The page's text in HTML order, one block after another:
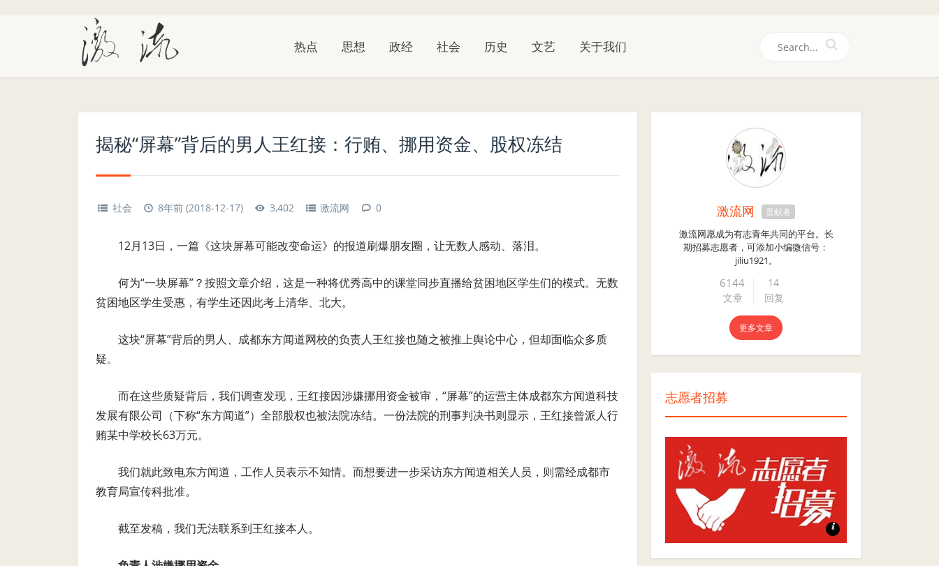
热点 思想 政经 社会 历史 文艺 关于我们
揭秘“屏幕”背后的男人王红接：行贿、挪用资金、股权冻结
社会 8年前 (2018-12-17) 3,402 激流网 0
12月13日，一篇《这块屏幕可能改变命运》的报道刷爆朋友圈，让无数人感动、落泪。
何为“一块屏幕”？按照文章介绍，这是一种将优秀高中的课堂同步直播给贫困地区学生们的模式。无数
贫困地区学生受惠，有学生还因此考上清华、北大。
这块“屏幕”背后的男人、成都东方闻道网校的负责人王红接也随之被推上舆论中心，但却面临众多质
疑。
而在这些质疑背后，我们调查发现，王红接因涉嫌挪用资金被审，“屏幕”的运营主体成都东方闻道科技
发展有限公司（下称“东方闻道”）全部股权也被法院冻结。一份法院的刑事判决书则显示，王红接曾派人行
贿某中学校长63万元。
我们就此致电东方闻道，工作人员表示不知情。而想要进一步采访东方闻道相关人员，则需经成都市
教育局宣传科批准。
截至发稿，我们无法联系到王红接本人。
激流网 贡献者
激流网愿成为有志青年共同的平台。长
期招募志愿者，可添加小编微信号：
jiliu1921。
6144
文章
14
回复
更多文章
志愿者招募
志愿者招募